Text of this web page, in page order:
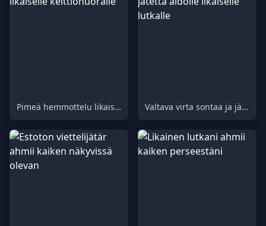
Pimeä hemmottelu likaiselle keittiöhuoralle Valtava virta sontaa ja jätettä aidolle likaiselle lutkalle